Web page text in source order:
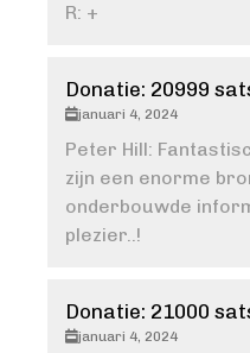
R: +
Donatie: 20999
januari 4, 2024
Peter Hill:
zijn een enorme
onderbouwde
plezier..!
Donatie: 21000
januari 4, 2024